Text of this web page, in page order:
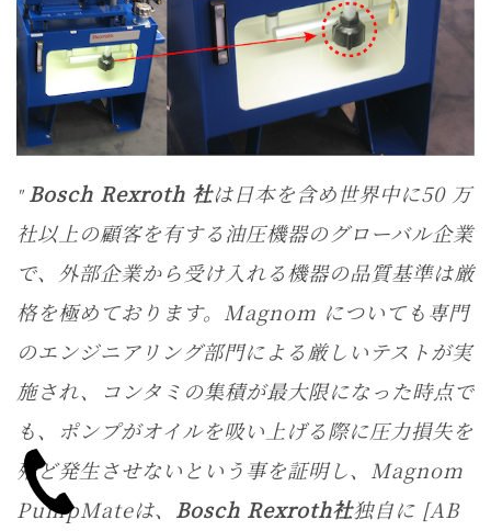
Bosch Rexroth 社は日本を含め世界中に50 万
社以上の顧客を有する油圧機器のグローバル企業
で、外部企業から受け入れる機器の品質基準は厳
格を極めております。Magnom についても専門
のエンジニアリング部門による厳しいテストが実
施され、コンタミの集積が最大限になった時点で
も、ポンプがオイルを吸い上げる際に圧力損失を
殆ど発生させないという事を証明し、Magnom
PumpMateは、 Bosch Rexroth社独自に [AB